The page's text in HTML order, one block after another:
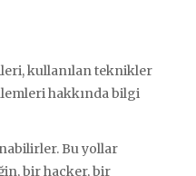
kullanılan teknikler
hakkında bilgi
Bu yollar
bir hacker, bir